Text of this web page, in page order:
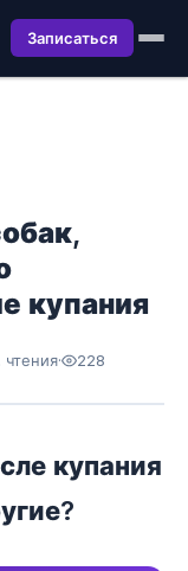
Записаться
купания
· 228
купания